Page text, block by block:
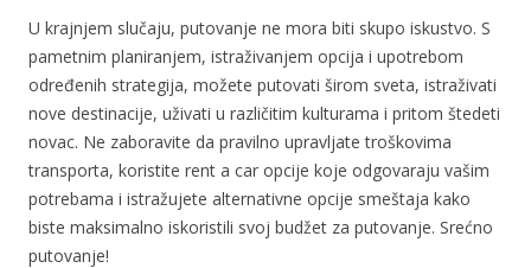
U krajnjem slučaju, putovanje ne mora biti skupo iskustvo. S
pametnim planiranjem, istraživanjem opcija i upotrebom
određenih strategija, možete putovati širom sveta, istraživati
nove destinacije, uživati u različitim kulturama i pritom štedeti
novac. Ne zaboravite da pravilno upravljate troškovima
transporta, koristite rent a car opcije koje odgovaraju vašim
potrebama i istražujete alternativne opcije smeštaja kako
biste maksimalno iskoristili svoj budžet za putovanje. Srećno
putovanje!